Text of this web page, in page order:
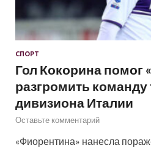
СПОРТ
Гол Кокорина помог
разгромить команду
дивизиона Италии
Оставьте комментарий
«Фиорентина» нанесла